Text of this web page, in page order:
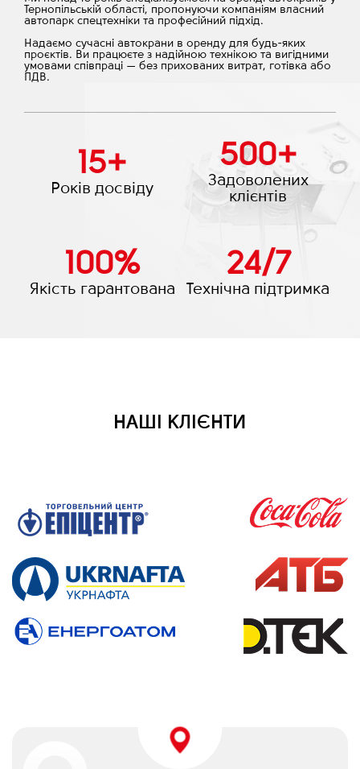
Тернопільській області, пропонуючи компаніям власний
автопарк спецтехніки та професійний підхід.
Надаємо сучасні автокрани в оренду для будь-яких
проєктів. Ви працюєте з надійною технікою та вигідними
умовами співпраці — без прихованих витрат, готівка або
ПДВ.
15+
Років досвіду
500+
Задоволених
клієнтів
100%
Якість гарантована
24/7
Технічна підтримка
НАШІ КЛІЄНТИ